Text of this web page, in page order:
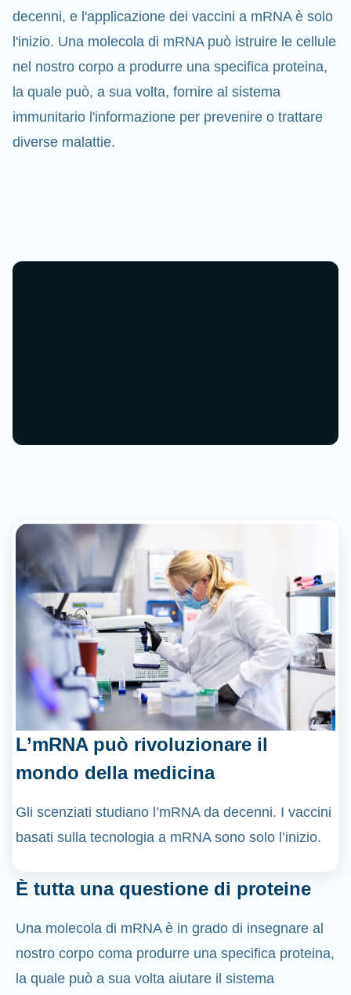
decenni, e l'applicazione dei vaccini a mRNA è solo
l'inizio. Una molecola di mRNA può istruire le cellule
nel nostro corpo a produrre una specifica proteina,
la quale può, a sua volta, fornire al sistema
immunitario l'informazione per prevenire o trattare
diverse malattie.
L’mRNA può rivoluzionare il
mondo della medicina
Gli scenziati studiano l’mRNA da decenni. I vaccini
basati sulla tecnologia a mRNA sono solo l’inizio.
È tutta una questione di proteine
Una molecola di mRNA è in grado di insegnare al
nostro corpo coma produrre una specifica proteina,
la quale può a sua volta aiutare il sistema